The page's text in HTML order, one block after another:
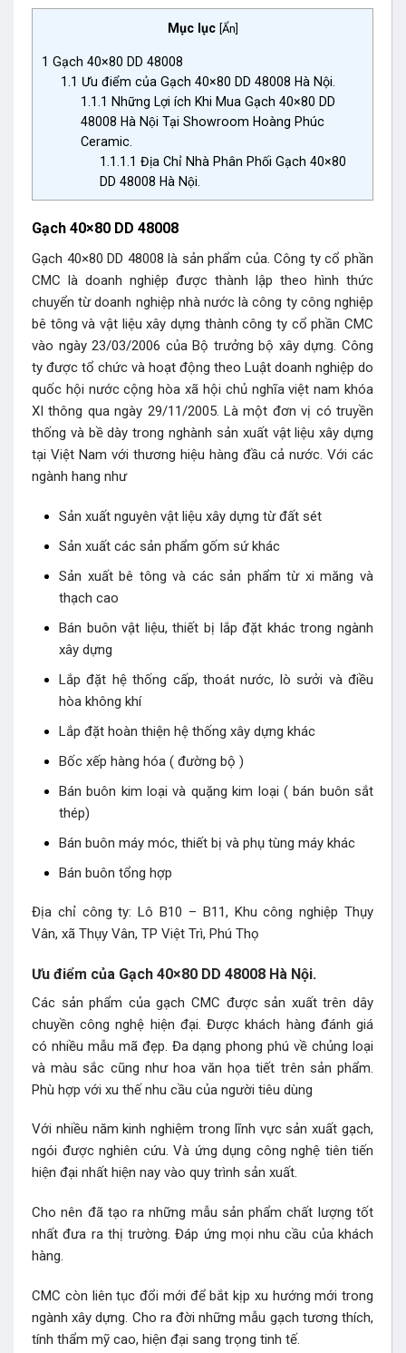
Mục lục Ẩn
1 Gạch 40×80 DD 48008
1.1 Ưu điểm của Gạch 40×80 DD 48008 Hà Nội.
1.1.1 Những Lợi ích Khi Mua Gạch 40×80 DD
48008 Hà Nội Tại Showroom Hoàng Phúc
Ceramic.
1.1.1.1 Địa Chỉ Nhà Phân Phối Gạch 40×80
DD 48008 Hà Nội.
Gạch 40×80 DD 48008
Gạch 40×80 DD 48008 là sản phẩm của. Công ty cổ phần
CMC là doanh nghiệp được thành lập theo hình thức
chuyển từ doanh nghiệp nhà nước là công ty công nghiệp
bê tông và vật liệu xây dựng thành công ty cổ phần CMC
vào ngày 23/03/2006 của Bộ trưởng bộ xây dựng. Công
ty được tổ chức và hoạt động theo Luật doanh nghiệp do
quốc hội nước cộng hòa xã hội chủ nghĩa việt nam khóa
XI thông qua ngày 29/11/2005. Là một đơn vị có truyền
thống và bề dày trong nghành sản xuất vật liệu xây dựng
tại Việt Nam với thương hiệu hàng đầu cả nước. Với các
ngành hang như
Sản xuất nguyên vật liệu xây dựng từ đất sét
Sản xuất các sản phẩm gốm sứ khác
Sản xuất bê tông và các sản phẩm từ xi măng và
thạch cao
Bán buôn vật liệu, thiết bị lắp đặt khác trong ngành
xây dựng
Lắp đặt hệ thống cấp, thoát nước, lò sưởi và điều
hòa không khí
Lắp đặt hoàn thiện hệ thống xây dựng khác
Bốc xếp hàng hóa ( đường bộ )
Bán buôn kim loại và quặng kim loại ( bán buôn sắt
thép)
Bán buôn máy móc, thiết bị và phụ tùng máy khác
Bán buôn tổng hợp
Địa chỉ công ty: Lô B10 – B11, Khu công nghiệp Thụy
Vân, xã Thụy Vân, TP Việt Trì, Phú Thọ
Ưu điểm của Gạch 40×80 DD 48008 Hà Nội.
Các sản phẩm của gạch CMC được sản xuất trên dây
chuyền công nghệ hiện đại. Được khách hàng đánh giá
có nhiều mẫu mã đẹp. Đa dạng phong phú về chủng loại
và màu sắc cũng như hoa văn họa tiết trên sản phẩm.
Phù hợp với xu thế nhu cầu của người tiêu dùng
Với nhiều năm kinh nghiệm trong lĩnh vực sản xuất gạch,
ngói được nghiên cứu. Và ứng dụng công nghệ tiên tiến
hiện đại nhất hiện nay vào quy trình sản xuất.
Cho nên đã tạo ra những mẫu sản phẩm chất lượng tốt
nhất đưa ra thị trường. Đáp ứng mọi nhu cầu của khách
hàng.
CMC còn liên tục đổi mới để bắt kịp xu hướng mới trong
ngành xây dựng. Cho ra đời những mẫu gạch tương thích,
tính thẩm mỹ cao, hiện đại sang trọng tinh tế.